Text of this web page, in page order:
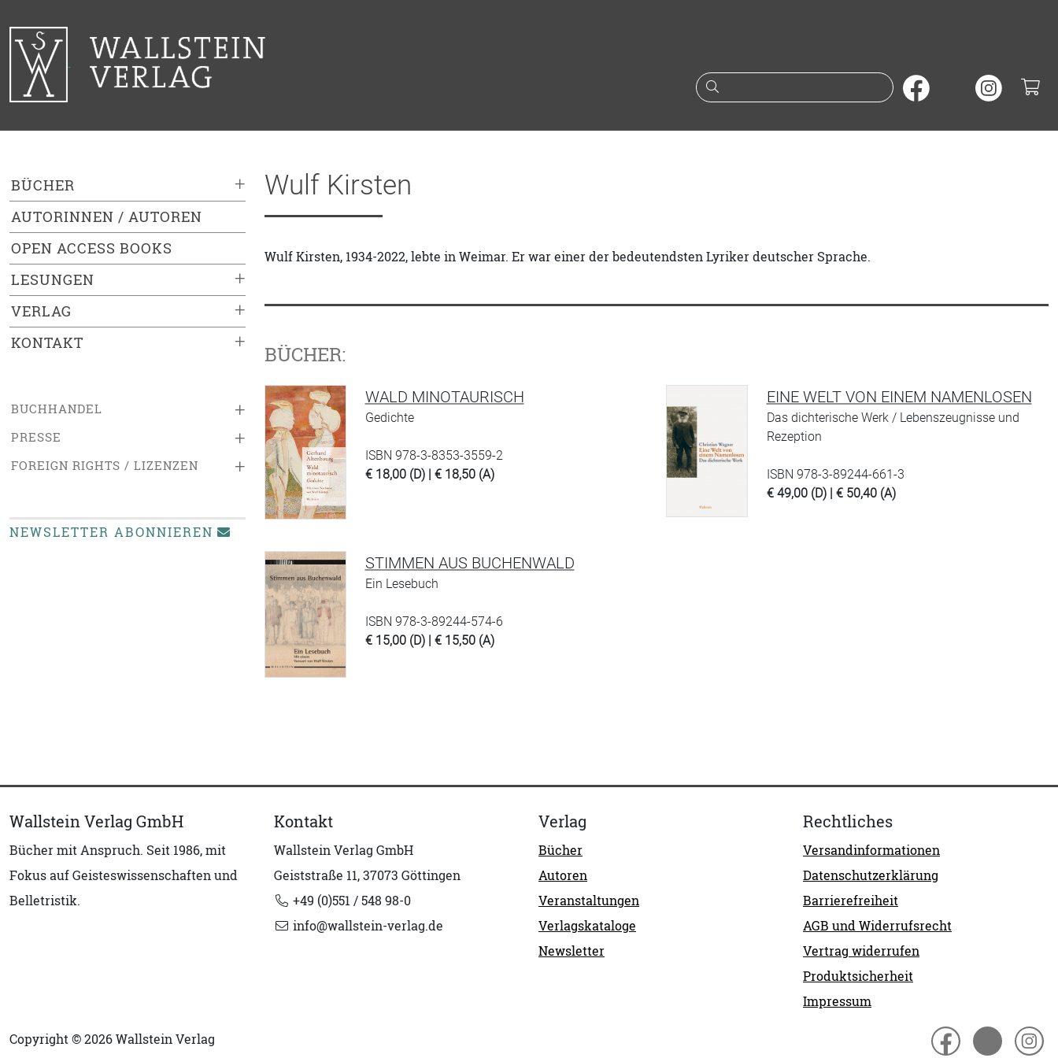
Suche nach Büchern oder
+
BÜCHER
AUTORINNEN / AUTOREN
OPEN ACCESS BOOKS
+
LESUNGEN
+
VERLAG
+
KONTAKT
+
BUCHHANDEL
+
PRESSE
+
FOREIGN RIGHTS / LIZENZEN
NEWSLETTER ABONNIEREN
Wulf Kirsten
Wulf Kirsten, 1934-2022, lebte in Weimar. Er war einer der bedeutendsten Lyriker deutscher Sprache.
BÜCHER:
WALD MINOTAURISCH
Gedichte
ISBN 978-3-8353-3559-2
€ 18,00 (D) | € 18,50 (A)
EINE WELT VON EINEM NAMENLOSEN
Das dichterische Werk / Lebenszeugnisse und
Rezeption
ISBN 978-3-89244-661-3
€ 49,00 (D) | € 50,40 (A)
STIMMEN AUS BUCHENWALD
Ein Lesebuch
ISBN 978-3-89244-574-6
€ 15,00 (D) | € 15,50 (A)
Wallstein Verlag GmbH
Bücher mit Anspruch. Seit 1986, mit
Fokus auf Geisteswissenschaften und
Belletristik.
Kontakt
Wallstein Verlag GmbH
Geiststraße 11, 37073 Göttingen
+49 (0)551 / 548 98-0
info@wallstein-verlag.de
Verlag
Bücher
Autoren
Veranstaltungen
Verlagskataloge
Newsletter
Rechtliches
Versandinformationen
Datenschutzerklärung
Barrierefreiheit
AGB und Widerrufsrecht
Vertrag widerrufen
Produktsicherheit
Impressum
Copyright © 2026 Wallstein Verlag